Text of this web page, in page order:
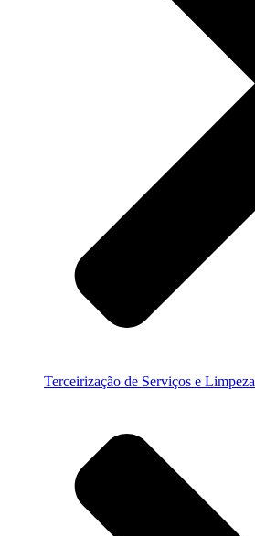
Terceirização de Serviços e Limpeza